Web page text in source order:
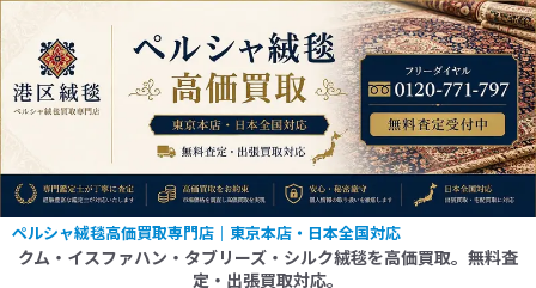
テ
へ
スペルシャ絨毯高価買取専門店｜東京本店・日本全国対応
クム・イスファハン・タブリーズ・シルク絨毯を高価買取。無料査
定・出張買取対応。